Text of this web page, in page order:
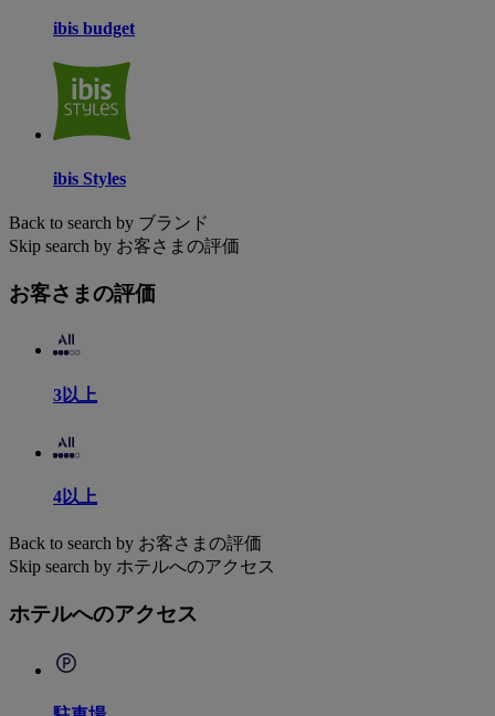
ibis budget
ibis Styles
Back to search by ブランド
Skip search by お客さまの評価
お客さまの評価
3以上
4以上
Back to search by お客さまの評価
Skip search by ホテルへのアクセス
ホテルへのアクセス